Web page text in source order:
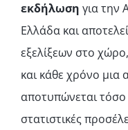
εκδήλωση για την
Ελλάδα και
εξελίξεων στο
και κάθε χρόνο μια
αποτυπώνεται
στατιστικές